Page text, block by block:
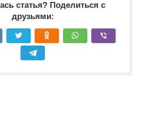
статья? Поделиться с
друзьями: